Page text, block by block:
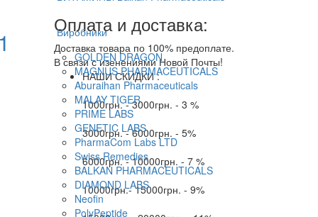
Виробники
GOLDEN DRAGON
MAGNUS PHARMACEUTICALS
Aburaihan Pharmaceuticals
MALAY TIGER
PRIME LABS
GENETIC LABS
PharmaCom Labs LTD
Swiss Remedies
BALKAN PHARMACEUTICALS
DIAMOND LABS
Neofin
PolyPeptide
Оплата и доставка:
Доставка товара по 100% предоплате.
В связи с изенениями Новой Почты!
НАШИ СКИДКИ :
1000грн. - 3000грн. - 3 %
3000грн. - 6000грн. - 5%
6000грн. - 10000грн. - 7 %
10000грн.- 15000грн. - 9%